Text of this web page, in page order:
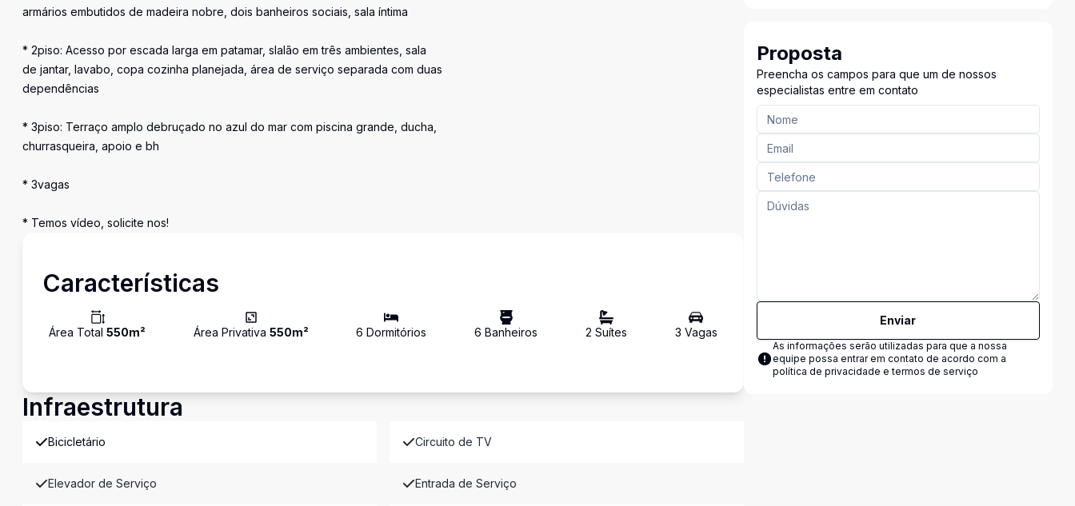
armários embutidos de madeira nobre, dois banheiros sociais, sala íntima
* 2piso: Acesso por escada larga em patamar, slalão em três ambientes, sala
de jantar, lavabo, copa cozinha planejada, área de serviço separada com duas
dependências
* 3piso: Terraço amplo debruçado no azul do mar com piscina grande, ducha,
churrasqueira, apoio e bh
* 3vagas
* Temos vídeo, solicite nos!
Características
Área Total 550m² Área Privativa 550m² 6 Dormitórios 6 Banheiros 2 Suítes 3 Vagas
Infraestrutura
Bicicletário Circuito de TV
Elevador de Serviço Entrada de Serviço
Proposta
Preencha os campos para que um de nossos
especialistas entre em contato
Enviar
As informações serão utilizadas para que a nossa
equipe possa entrar em contato de acordo com a
política de privacidade e termos de serviço